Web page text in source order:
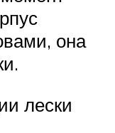
она
лески